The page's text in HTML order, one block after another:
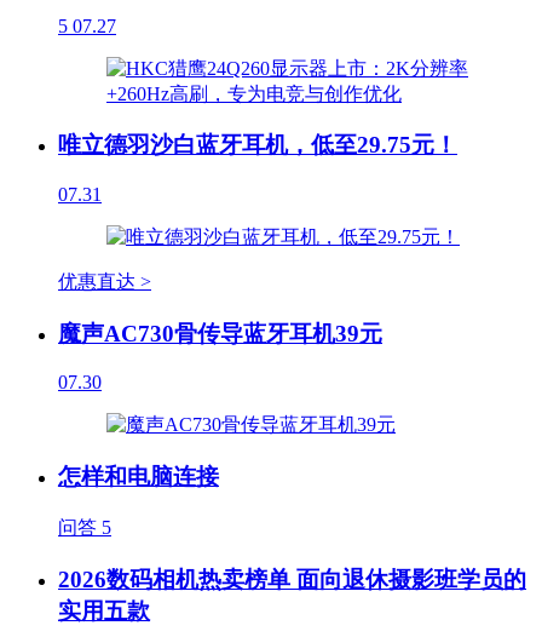
5 07.27
唯立德羽沙白蓝牙耳机，低至29.75元！
07.31
优惠直达 >
魔声AC730骨传导蓝牙耳机39元
07.30
怎样和电脑连接
问答 5
2026数码相机热卖榜单 面向退休摄影班学员的
实用五款